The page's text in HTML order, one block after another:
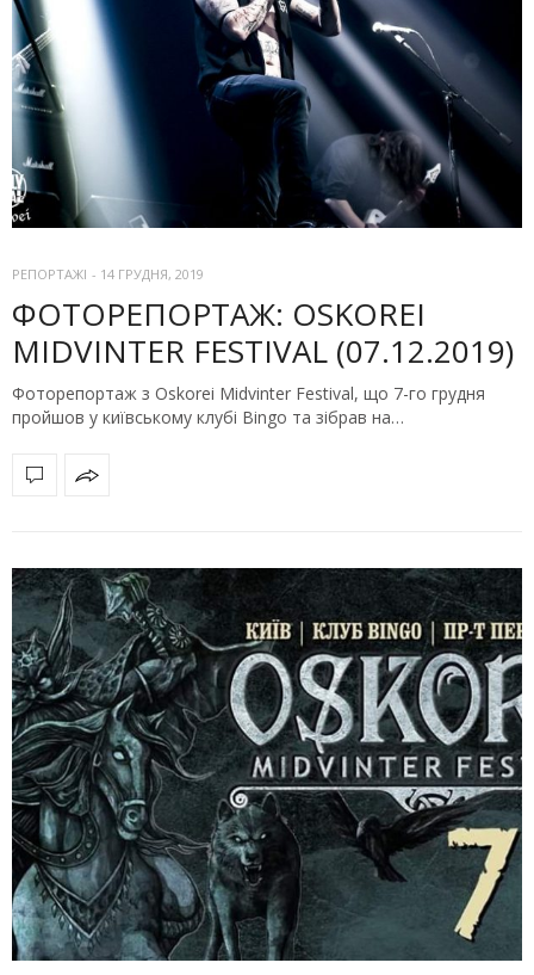
РЕПОРТАЖІ - 14 ГРУДНЯ, 2019
ФОТОРЕПОРТАЖ: OSKOREI
MIDVINTER FESTIVAL (07.12.2019)
Фоторепортаж з Oskorei Midvinter Festival, що 7-го грудня
пройшов у київському клубі Bingo та зібрав на…